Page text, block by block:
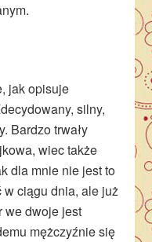
jak opisuje
silny,
Bardzo trwały
wiec także
dla mnie nie jest to
w ciągu dnia, ale już
we dwoje jest
mężczyźnie się